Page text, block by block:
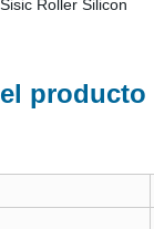
producto